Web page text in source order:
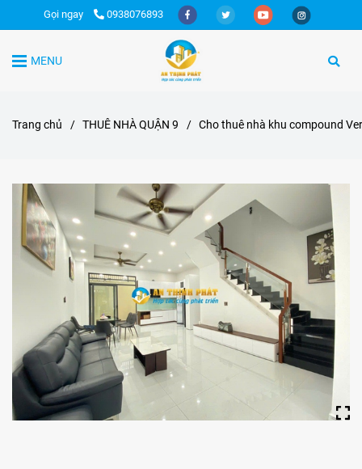
Gọi ngay 0938076893
MENU
Trang chủ / THUÊ NHÀ QUẬN 9 / Cho thuê nhà khu compound